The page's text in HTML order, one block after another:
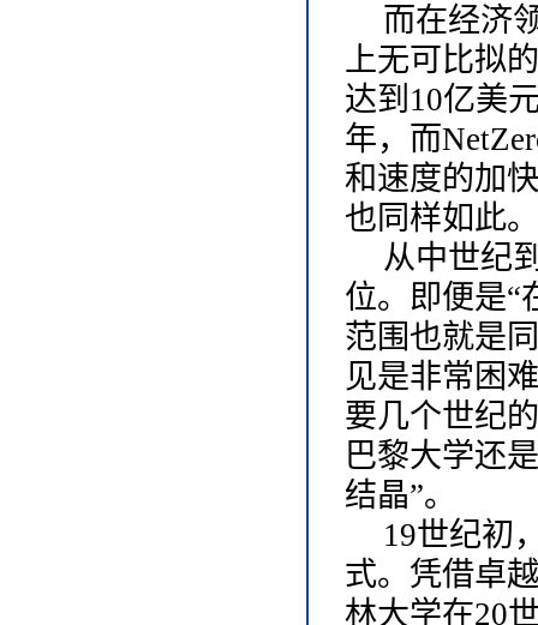
而在经济
上无可比拟
达到10亿美
年，而
和速度的加
也同样如此。
从中世纪
位。即便是“
范围也就是
见是非常困
要几个世纪
巴黎大学还
结晶”。
19世纪初
式。凭借卓
林大学在20